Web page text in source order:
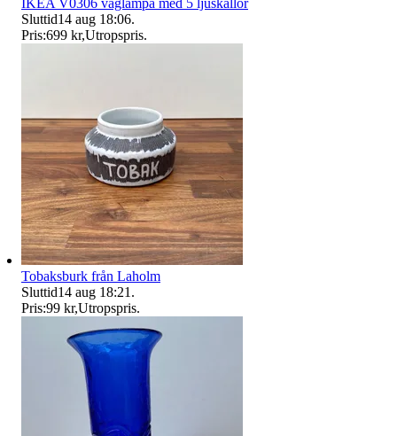
Sluttid14 aug 18:06.
Pris:699 kr,Utropspris.
Tobaksburk från Laholm
Sluttid14 aug 18:21 .
Pris:99 kr,Utropspris.